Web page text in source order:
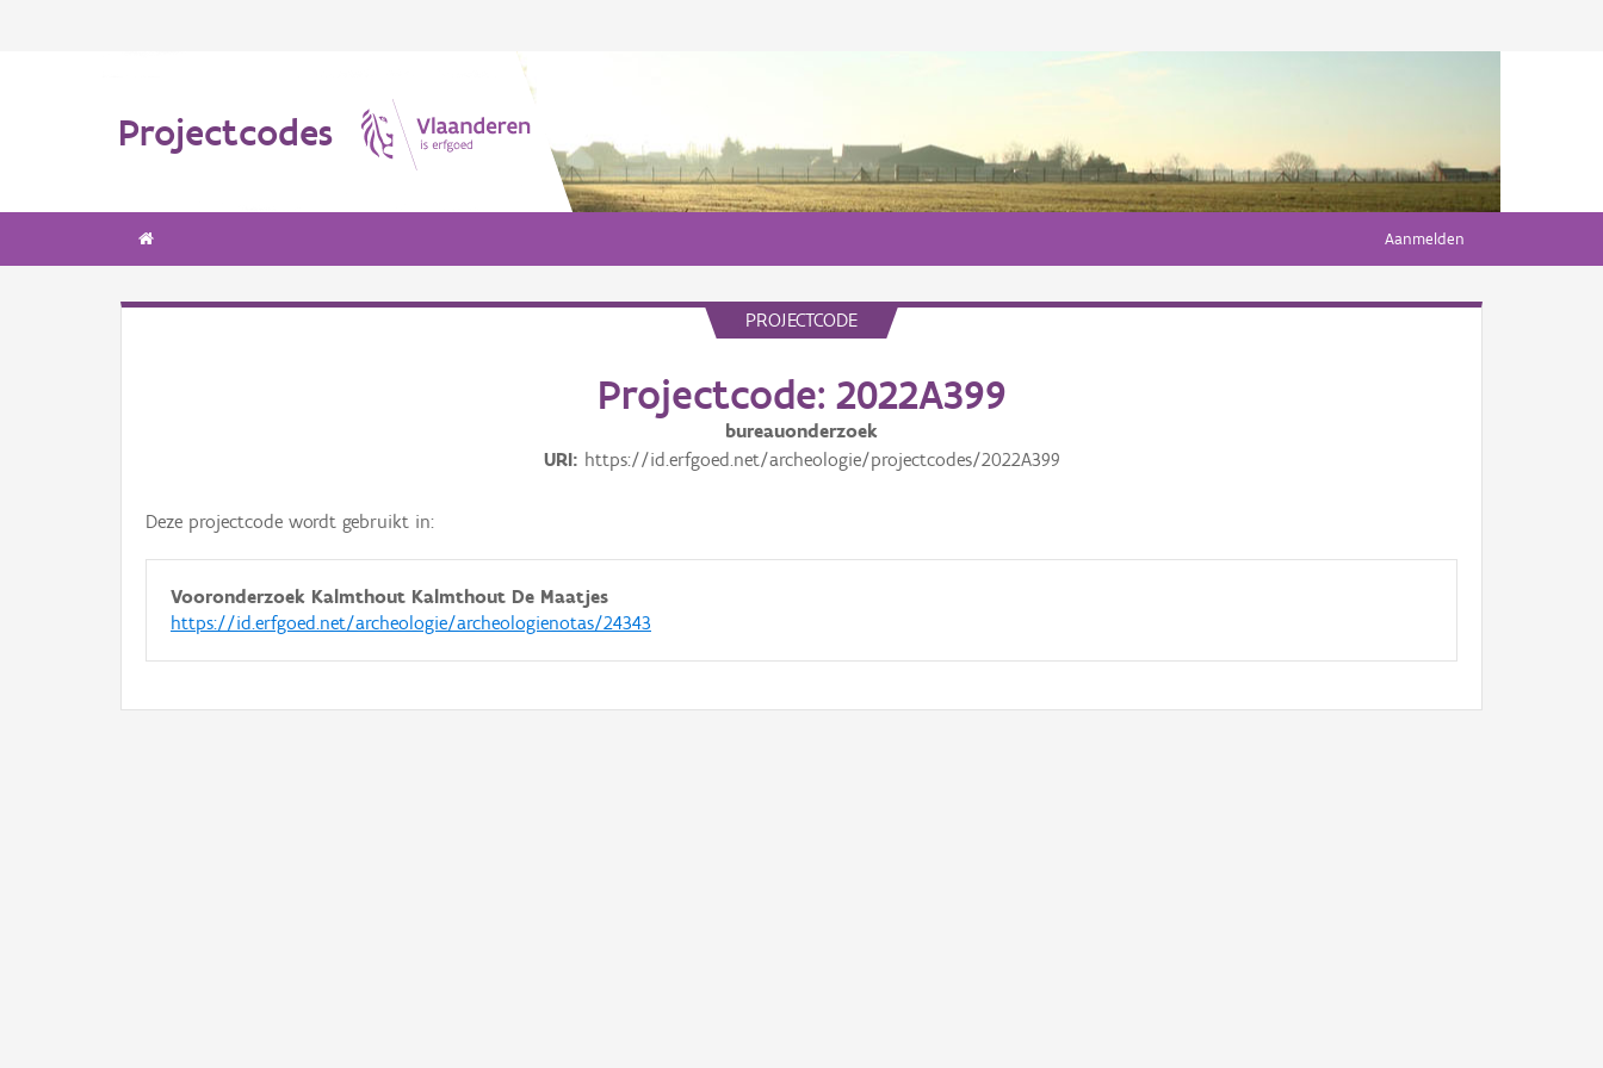
Projectcodes
Aanmelden
PROJECTCODE
Projectcode: 2022A399
bureauonderzoek
URI
https://id.erfgoed.net/archeologie/projectcodes/2022A399
Deze projectcode wordt gebruikt in:
Vooronderzoek Kalmthout Kalmthout De Maatjes
https://id.erfgoed.net/archeologie/archeologienotas/24343